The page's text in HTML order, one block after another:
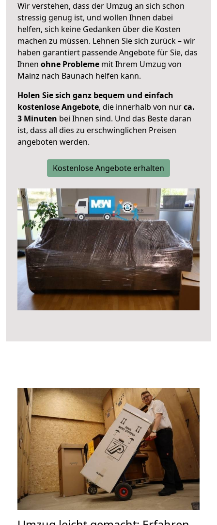
Wir verstehen, dass der Umzug an sich schon
stressig genug ist, und wollen Ihnen dabei
helfen, sich keine Gedanken über die Kosten
machen zu müssen. Lehnen Sie sich zurück – wir
haben garantiert passende Angebote für Sie, das
Ihnen ohne Probleme mit Ihrem Umzug von
Mainz nach Baunach helfen kann.
Holen Sie sich ganz bequem und einfach
kostenlose Angebote, die innerhalb von nurca.
3 Minuten bei Ihnen sind. Und das Beste daran
ist, dass all dies zu erschwinglichen Preisen
angeboten werden.
Kostenlose Angebote erhalten